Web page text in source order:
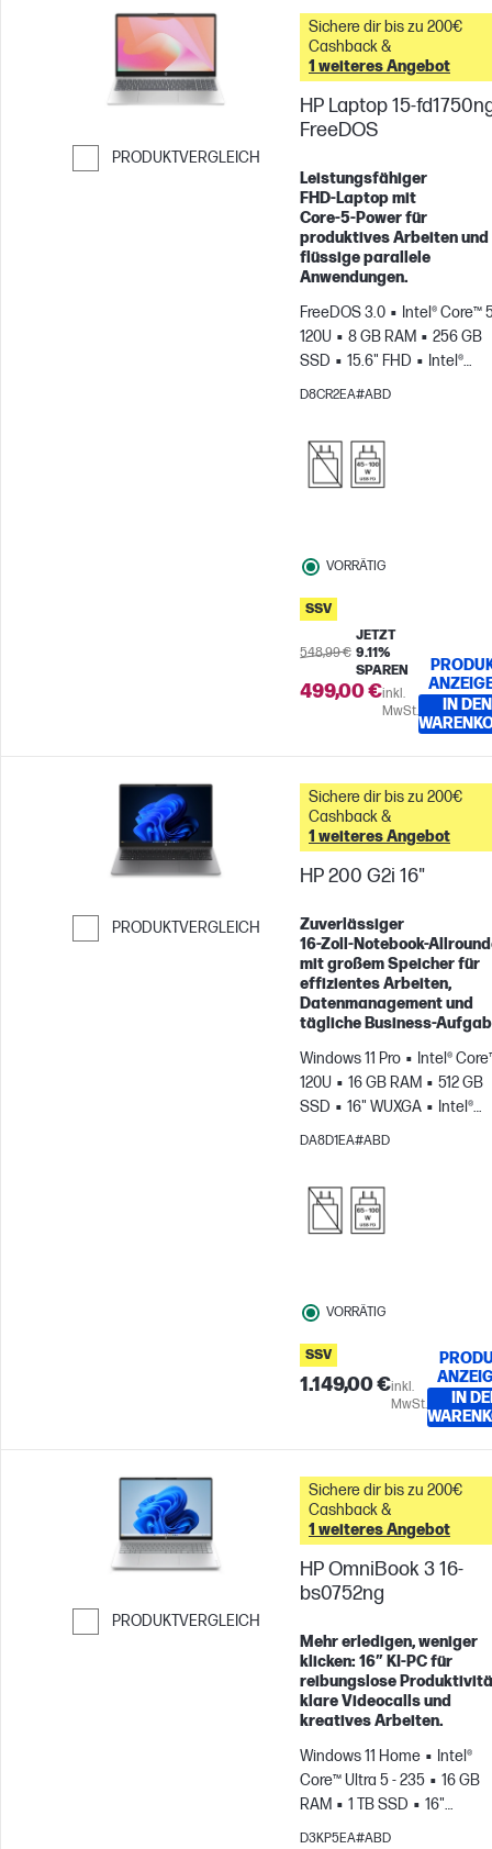
PRODUKTVERGLEICH
Weiter zum Vergleichen
Sichere dir bis zu 200€
Cashback &
1 weiteres Angebot
HP Laptop 15-
FreeDOS
Leistungsfähiger
FHD‑Laptop mit
Core‑5‑Power für
produktives Arbeiten und
flüssige parallele
Anwendungen.
FreeDOS 3.0
Intel® Core™
120U
8 GB RAM
256 GB
SSD
15.6" FHD
Intel®
Grafikkarte
D8CR2EA#ABD
VORRÄTIG
SSV
548,99 €
JETZT
9.11%
SPAREN
499,00 €inkl.
MwSt.
IN DEN
PRODUKTVERGLEICH
Weiter zum Vergleichen
Sichere dir bis zu 200€
Cashback &
1 weiteres Angebot
HP 200 G2i 16"
Zuverlässiger
mit großem Speicher für
effizientes Arbeiten,
Datenmanagement und
tägliche
Windows 11 Pro
Intel®
120U
16 GB RAM
512 GB
SSD
16" WUXGA
Intel®
Grafikkarte
DA8D1EA#ABD
VORRÄTIG
SSV
1.149,00 €inkl.
MwSt.
IN
PRODUKTVERGLEICH
Weiter zum Vergleichen
Sichere dir bis zu 200€
Cashback &
1 weiteres Angebot
HP OmniBook 3 16-
bs0752ng
Mehr erledigen, weniger
klicken: 16″ KI‑PC für
reibungslose
klare Videocalls und
kreatives Arbeiten.
Windows 11 Home
Intel®
Core™ Ultra 5 - 235
16 GB
RAM
1 TB SSD
16"
2K
Intel® Grafikkarte
D3KP5EA#ABD